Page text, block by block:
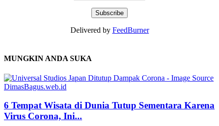
Delivered by FeedBurner
MUNGKIN ANDA SUKA
6 Tempat Wisata di Dunia Tutup Sementara Karena
Virus Corona, Ini...